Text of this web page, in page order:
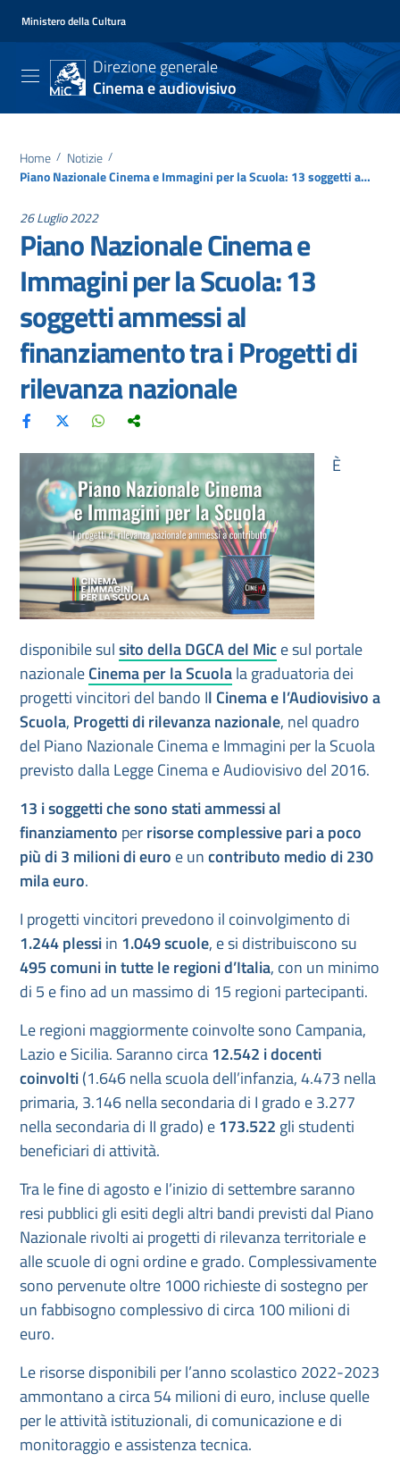
Ministero della Cultura
Direzione generale
Cinema e audiovisivo
Home / Notizie /
Piano Nazionale Cinema e Immagini per la Scuola: 13 soggetti ammessi al finanziamento tra i Progetti di rilevanza nazionale
26 Luglio 2022
Piano Nazionale Cinema e
Immagini per la Scuola: 13
soggetti ammessi al
finanziamento tra i Progetti di
rilevanza nazionale
È
disponibile sulsito della DGCA del Mice sul portale
nazionaleCinema per la Scuolala graduatoria dei
progetti vincitori del bando Il Cinema e l’Audiovisivo a
Scuola, Progetti di rilevanza nazionale, nel quadro
del Piano Nazionale Cinema e Immagini per la Scuola
previsto dalla Legge Cinema e Audiovisivo del 2016.
13 i soggetti che sono stati ammessi al
finanziamento perrisorse complessive pari a poco
più di 3 milioni di euro e uncontributo medio di 230
mila euro.
I progetti vincitori prevedono il coinvolgimento di
1.244 plessiin 1.049 scuole, e si distribuiscono su
495 comuni in tutte le regioni d’Italia, con un minimo
di 5 e fino ad un massimo di 15 regioni partecipanti.
Le regioni maggiormente coinvolte sono Campania,
Lazio e Sicilia. Saranno circa12.542 i docenti
coinvolti(1.646 nella scuola dell’infanzia, 4.473 nella
primaria, 3.146 nella secondaria di I grado e 3.277
nella secondaria di II grado) e173.522 gli studenti
beneficiari di attività.
Tra le fine di agosto e l’inizio di settembre saranno
resi pubblici gli esiti degli altri bandi previsti dal Piano
Nazionale rivolti ai progetti di rilevanza territoriale e
alle scuole di ogni ordine e grado. Complessivamente
sono pervenute oltre 1000 richieste di sostegno per
un fabbisogno complessivo di circa 100 milioni di
euro.
Le risorse disponibili per l’anno scolastico 2022-2023
ammontano a circa 54 milioni di euro, incluse quelle
per le attività istituzionali, di comunicazione e di
monitoraggio e assistenza tecnica.